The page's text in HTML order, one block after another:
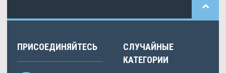
ПРИСОЕДИНЯЙТЕСЬ
СЛУЧАЙНЫЕ
КАТЕГОРИИ